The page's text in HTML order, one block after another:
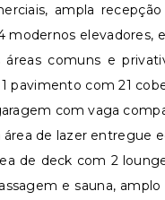
ampla
elevadores,
comuns e
com 21
com vaga
de lazer entregue
de deck com 2
e sauna,